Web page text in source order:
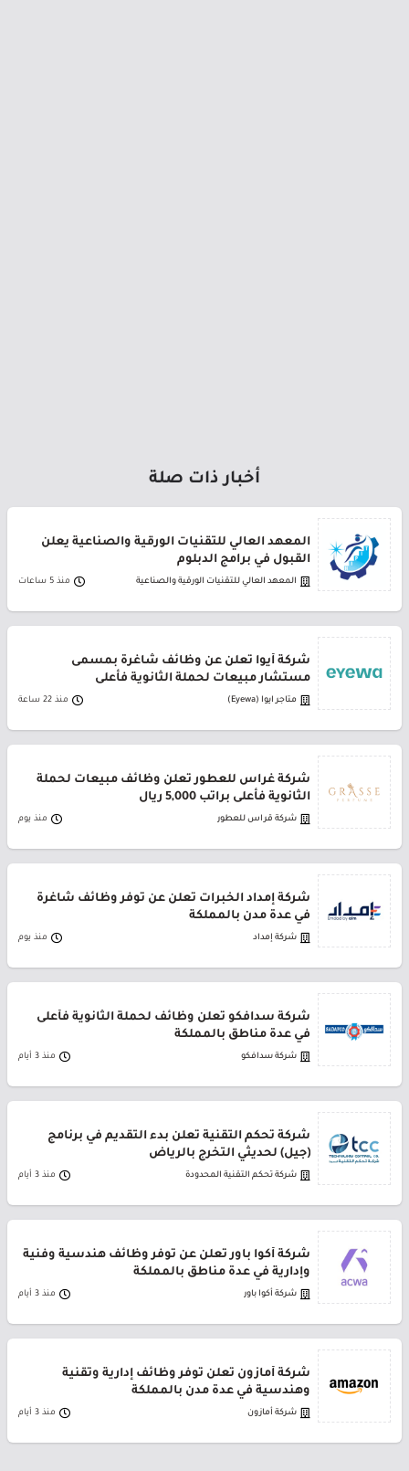
أخبار ذات صلة
المعهد العالي للتقنيات الورقية والصناعية يعلن
القبول في برامج الدبلوم
المعهد العالي للتقنيات الورقية والصناعية منذ 5 ساعات
شركة أيوا تعلن عن وظائف شاغرة بمسمى
مستشار مبيعات لحملة الثانوية فأعلى
متاجر ايوا (Eyewa) منذ 22 ساعة
شركة غراس للعطور تعلن وظائف مبيعات لحملة
الثانوية فأعلى براتب 5,000 ريال
شركة قراس للعطور منذ يوم
شركة إمداد الخبرات تعلن عن توفر وظائف شاغرة
في عدة مدن بالمملكة
شركة إمداد منذ يوم
شركة سدافكو تعلن وظائف لحملة الثانوية فأعلى
في عدة مناطق بالمملكة
شركة سدافكو منذ 3 أيام
شركة تحكم التقنية تعلن بدء التقديم في برنامج
(جيل) لحديثي التخرج بالرياض
شركة تحكم التقنية المحدودة منذ 3 أيام
شركة أكوا باور تعلن عن توفر وظائف هندسية وفنية
وإدارية في عدة مناطق بالمملكة
شركة أكوا باور منذ 3 أيام
شركة أمازون تعلن توفر وظائف إدارية وتقنية
وهندسية في عدة مدن بالمملكة
شركة أمازون منذ 3 أيام